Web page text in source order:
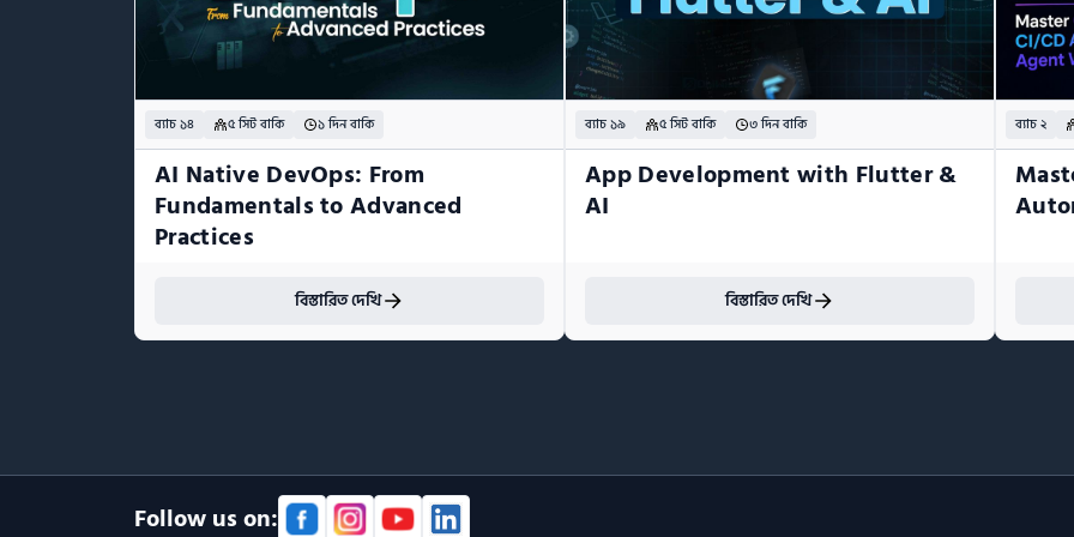
ব্যাচ ১৪ ৫ সিট বাকি ১ দিন বাকি
AI Native DevOps: From
Fundamentals to Advanced
Practices
বিস্তারিত দেখি
ব্যাচ ১৯ ৫ সিট বাকি ৩ দিন বাকি
App Development with Flutter &
AI
বিস্তারিত দেখি
ব্যাচ ২
Follow us on: